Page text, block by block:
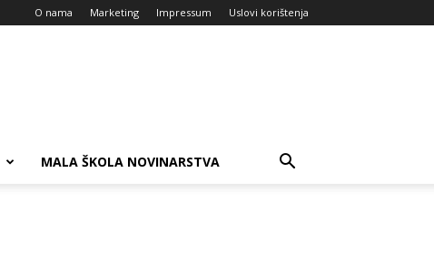
O nama Marketing Impressum Uslovi korištenja
MALA ŠKOLA NOVINARSTVA